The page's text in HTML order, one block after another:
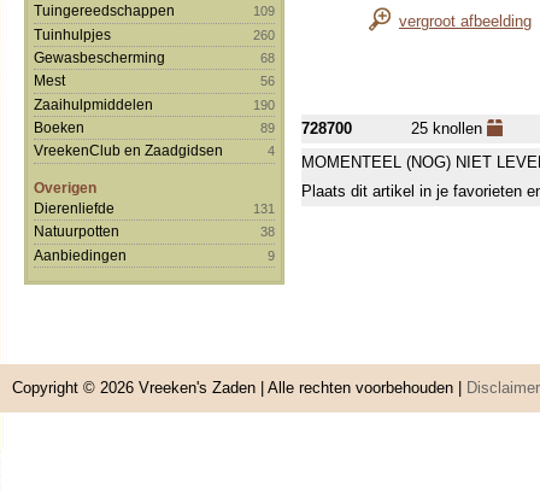
Tuingereedschappen 109
Tuinhulpjes 260
Gewasbescherming 68
Mest 56
Zaaihulpmiddelen 190
Boeken 89
VreekenClub en Zaadgidsen 4
Overigen
Dierenliefde
131
Natuurpotten 38
Aanbiedingen 9
vergroot afbeelding
728700
25 knollen
MOMENTEEL (NOG) NIET
Plaats dit artikel in je favorieten
Copyright © 2026 Vreeken's Zaden | Alle rechten voorbehouden | Disclaimer